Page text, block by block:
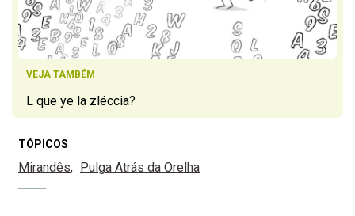
VEJA TAMBÉM
L que ye la zléccia?
TÓPICOS
Mirandês Pulga Atrás da Orelha